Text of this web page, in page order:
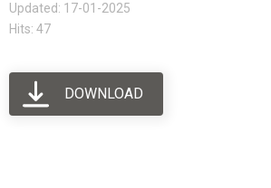
Updated: 17-01-2025
Hits: 47
DOWNLOAD